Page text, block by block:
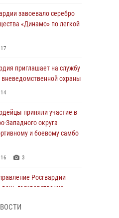
завоевало серебро
«Динамо» по легкой
приглашает на службу
охраны
приняли участие в
Западного округа
и боевому самбо
3
Росгвардии
государственно-